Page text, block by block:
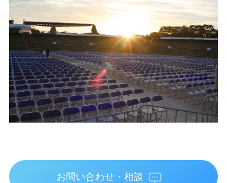
お問い合わせ・相談